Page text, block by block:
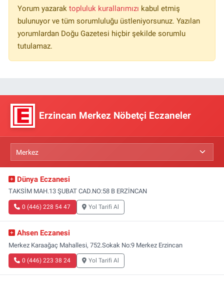
Yorum yazarak topluluk kurallarımızı kabul etmiş
bulunuyor ve tüm sorumluluğu üstleniyorsunuz. Yazılan
yorumlardan Doğu Gazetesi hiçbir şekilde sorumlu
tutulamaz.
Erzincan Merkez Nöbetçi Eczaneler
Dünya Eczanesi
TAKSİM MAH.13 ŞUBAT CAD.NO:58 B ERZİNCAN
0 (446) 228 54 47 Yol Tarifi Al
Ahsen Eczanesi
Merkez Karaağaç Mahallesi, 752.Sokak No:9 Merkez Erzincan
0 (446) 223 38 24 Yol Tarifi Al